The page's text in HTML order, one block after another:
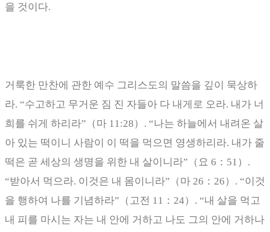
을 것이다.
거룩한 만찬에 관한 예수 그리스도의 말씀을 깊이 묵상하
라. “수고하고 무거운 짐 진 자들아 다 내게로 오라. 내가 너
희를 쉬게 하리라” （ 마 11:28 ） . “나는 하늘에서 내려온 살
아 있는 떡이니 사람이 이 떡을 먹으면 영생하리라. 내가 줄
떡은 곧 세상의 생명을 위한 내 살이니라” （ 요 6 ： 51 ） .
“받아서 먹으라. 이것은 내 몸이니라” （ 마 26 ： 26 ） . “이것
을 행하여 나를 기념하라” （ 고전 11 ： 24） . “내 살을 먹고
내 피를 마시는 자는 내 안에 거하고 나도 그의 안에 거하나